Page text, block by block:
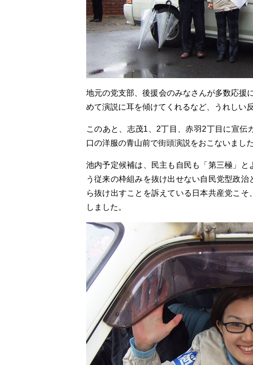
地元の党支部、後援会のみなさんが多数応援
めて演説に耳を傾けてくれるなど、うれしい
このあと、志茂1、2丁目、赤羽2丁目に宣伝
口の洋服の青山前で街頭演説をおこないました
池内予定候補は、民主も自民も「第三極」
う従来の枠組みを抜け出せない自民党型政
ら抜け出すことを訴えている日本共産党こ
しました。